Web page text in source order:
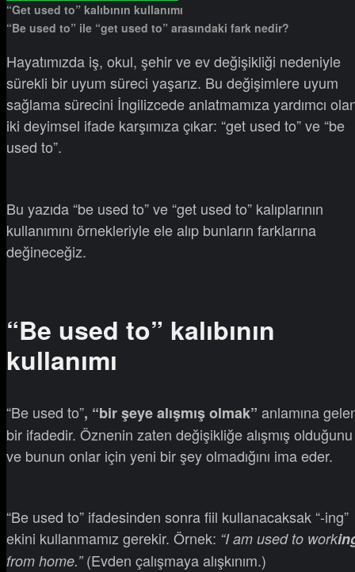
“Get used to” kalıbının kullanımı
“Be used to” ile “get used to” arasındaki fark nedir?
Hayatımızda iş, okul, şehir ve ev değişikliği nedeniyle
sürekli bir uyum süreci yaşarız. Bu değişimlere uyum
sağlama sürecini İngilizcede anlatmamıza yardımcı
iki deyimsel ifade karşımıza çıkar: “get used to” ve “be
used to”.
Bu yazıda “be used to” ve “get used to” kalıplarının
kullanımını örnekleriyle ele alıp bunların farklarına
değineceğiz.
“Be used to” kalıbının
kullanımı
“Be used to”, “bir şeye alışmış olmak” anlamına
bir ifadedir. Öznenin zaten değişikliğe alışmış olduğunu
ve bunun onlar için yeni bir şey olmadığını ima eder.
“Be used to” ifadesinden sonra fiil kullanacaksak “-ing”
ekini kullanmamız gerekir. Örnek: “I am used to work
from home.”(Evden çalışmaya alışkınım.)